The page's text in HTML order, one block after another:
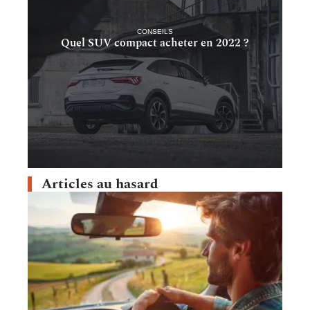
CONSEILS
Quel SUV compact acheter en 2022 ?
Articles au hasard